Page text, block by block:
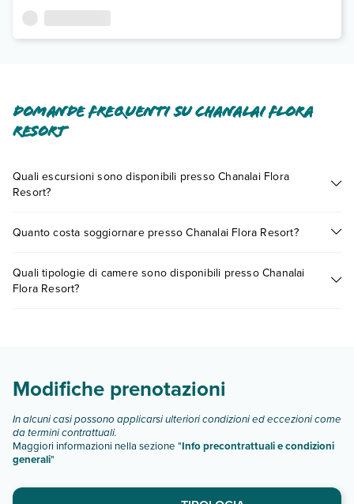
Domande frequenti su Chanalai Flora
Resort
Quali escursioni sono disponibili presso Chanalai Flora
Resort?
presso Chanalai Flora Resort. Scoprile tutte nellasezione
0721.17231 o
prenotando un appuntamento
Quanto costa soggiornare presso Chanalai Flora Resort?
fattori (per es. date, condizioni dell'hotel, ecc). Per consultare i
prezzi, compila il motore di ricerca e scegli quando partire.
Quali tipologie di camere sono disponibili presso Chanalai
Flora Resort?
Scopri tutti i dettagli nel paragrafo dedicato "
descrizione".
Modifiche prenotazioni
In alcuni casi possono applicarsi ulteriori condizioni ed eccezioni come
da termini contrattuali.
Maggiori informazioni nella sezione "Info precontrattuali e condizioni
generali"